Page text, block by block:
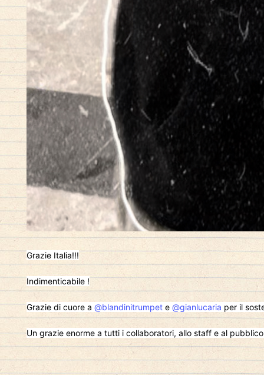
Grazie Italia!!!
Indimenticabile !
Grazie di cuore a @blandinitrumpet e @gianlucaria per il
Un grazie enorme a tutti i collaboratori, allo staff e al